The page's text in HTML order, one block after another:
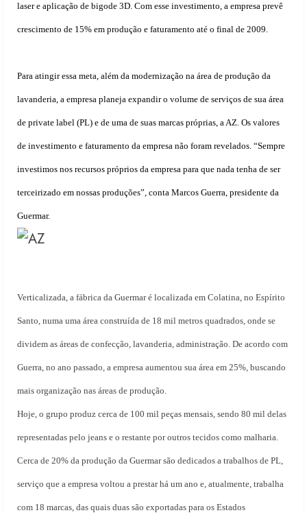
laser e aplicação de bigode 3D. Com esse investimento, a empresa prevê
crescimento de 15% em produção e faturamento até o final de 2009.
Para atingir essa meta, além da modernização na área de produção da
lavanderia, a empresa planeja expandir o volume de serviços de sua área
de private label (PL) e de uma de suas marcas próprias, a AZ. Os valores
de investimento e faturamento da empresa não foram revelados. “Sempre
investimos nos recursos próprios da empresa para que nada tenha de ser
terceirizado em nossas produções”, conta Marcos Guerra, presidente da
Guermar.
Verticalizada, a fábrica da Guermar é localizada em Colatina, no Espírito
Santo, numa uma área construída de 18 mil metros quadrados, onde se
dividem as áreas de confecção, lavanderia, administração. De acordo com
Guerra, no ano passado, a empresa aumentou sua área em 25%, buscando
mais organização nas áreas de produção.
Hoje, o grupo produz cerca de 100 mil peças mensais, sendo 80 mil delas
representadas pelo jeans e o restante por outros tecidos como malharia.
Cerca de 20% da produção da Guermar são dedicados a trabalhos de PL,
serviço que a empresa voltou a prestar há um ano e, atualmente, trabalha
com 18 marcas, das quais duas são exportadas para os Estados